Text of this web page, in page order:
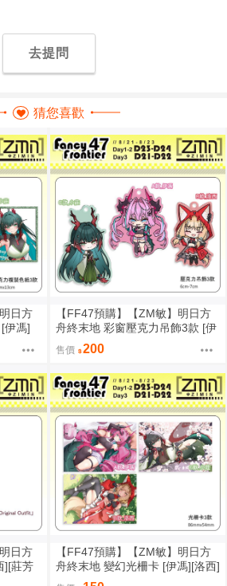
去提問
猜您喜歡
日方
伊馮]
【FF47預購】【ZM敏】明日方
舟終末地 彩窗壓克力吊飾3款 [伊
馮][洛西][莊芳宜]
售價 200
日方
][莊芳
【FF47預購】【ZM敏】明日方
舟終末地 變幻光柵卡 [伊馮][洛西]
[莊芳宜]